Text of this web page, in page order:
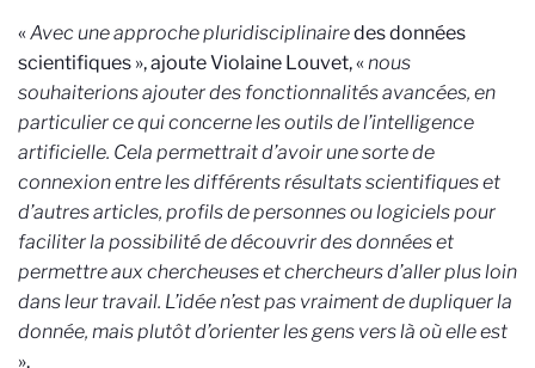
«Avec une approche pluridisciplinairedes données
scientifiques », ajoute Violaine Louvet, «nous
souhaiterions ajouter des fonctionnalités avancées, en
particulier ce qui concerne les outils de l’intelligence
artificielle. Cela permettrait d’avoir une sorte de
connexion entre les différents résultats scientifiques et
d’autres articles, profils de personnes ou logiciels pour
faciliter la possibilité de découvrir des données et
permettre aux chercheuses et chercheurs d’aller plus loin
dans leur travail. L’idée n’est pas vraiment de dupliquer la
donnée, mais plutôt d’orienter les gens vers là où elle est
».